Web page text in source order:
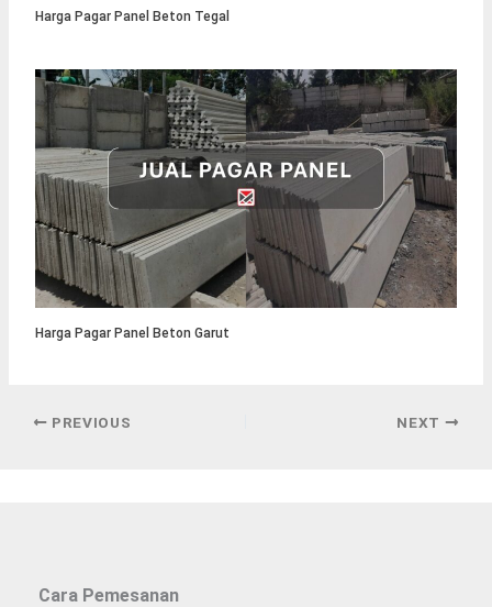
Harga Pagar Panel Beton Tegal
Harga Pagar Panel Beton Garut
PREVIOUS NEXT
Cara Pemesanan